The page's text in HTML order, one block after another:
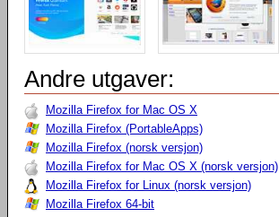
Andre utgaver:
Mozilla Firefox for Mac OS X
Mozilla Firefox (PortableApps)
Mozilla Firefox (norsk versjon)
Mozilla Firefox for Mac OS X (norsk versjon)
Mozilla Firefox for Linux (norsk versjon)
Mozilla Firefox 64-bit